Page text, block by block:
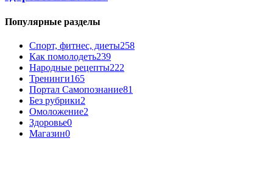
Популярные разделы
Спорт, фитнес, диеты258
Как помолодеть239
Народные рецепты222
Тренинги165
Портал Самопознание81
Без рубрики2
Омоложение2
Здоровье0
Магазин0